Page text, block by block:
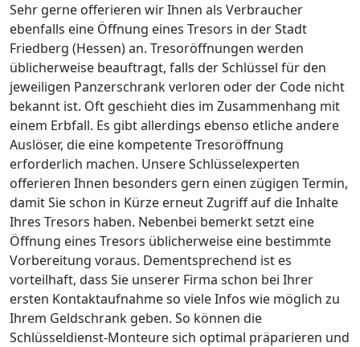
Sehr gerne offerieren wir Ihnen als Verbraucher
ebenfalls eine Öffnung eines Tresors in der Stadt
Friedberg (Hessen) an. Tresoröffnungen werden
üblicherweise beauftragt, falls der Schlüssel für den
jeweiligen Panzerschrank verloren oder der Code nicht
bekannt ist. Oft geschieht dies im Zusammenhang mit
einem Erbfall. Es gibt allerdings ebenso etliche andere
Auslöser, die eine kompetente Tresoröffnung
erforderlich machen. Unsere Schlüsselexperten
offerieren Ihnen besonders gern einen zügigen Termin,
damit Sie schon in Kürze erneut Zugriff auf die Inhalte
Ihres Tresors haben. Nebenbei bemerkt setzt eine
Öffnung eines Tresors üblicherweise eine bestimmte
Vorbereitung voraus. Dementsprechend ist es
vorteilhaft, dass Sie unserer Firma schon bei Ihrer
ersten Kontaktaufnahme so viele Infos wie möglich zu
Ihrem Geldschrank geben. So können die
Schlüsseldienst-Monteure sich optimal präparieren und